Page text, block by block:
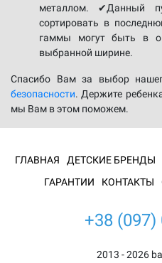
металлом. ✔Данный
сортировать в
гаммы могут быть в
выбранной ширине.
Спасибо Вам за выбор
безопасности. Держите
мы Вам в этом поможем.
ГЛАВНАЯ ДЕТСКИЕ БРЕНДЫ
ГАРАНТИИ
КОНТАКТЫ
+38 (097)
2013 - 2026